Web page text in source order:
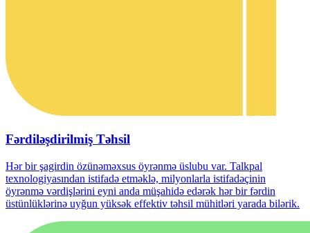
Fərdiləşdirilmiş Təhsil
Hər bir şagirdin özünəməxsus öyrənmə üslubu var. Talkpal
texnologiyasından istifadə etməklə, milyonlarla istifadəçinin
öyrənmə vərdişlərini eyni anda müşahidə edərək hər bir fərdin
üstünlüklərinə uyğun yüksək effektiv təhsil mühitləri yarada bilərik.